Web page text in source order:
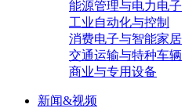
能源管理与电力电子
工业自动化与控制
消费电子与智能家居
交通运输与特种车辆
商业与专用设备
新闻&视频